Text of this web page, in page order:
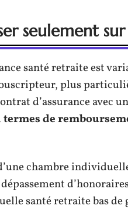
seulement
santé retraite est
plus
d’assurance avec
de
chambre
santé retraite bas de